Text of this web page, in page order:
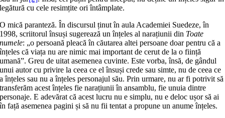
legătură cu cele resimțite ori întâmplate.
O mică paranteză. În discursul ținut în aula Academiei Suedeze, în
1998, scriitorul însuși sugerează un înțeles al narațiunii din Toate
numele: „o persoană pleacă în căutarea altei persoane doar pentru că a
înțeles că viața nu are nimic mai important de cerut de la o ființă
umană”. Greu de uitat asemenea cuvinte. Este vorba, însă, de gândul
unui autor cu privire la ceea ce el însuși crede sau simte, nu de ceea ce
a înțeles sau nu a înțeles personajul său. Prin urmare, nu ar fi potrivit să
transferăm acest înțeles fie narațiunii în ansamblu, fie unuia dintre
personaje. E adevărat că acest lucru nu e simplu, nu e deloc ușor să ai
în față asemenea pagini și să nu fii tentat a propune un anume înțeles.